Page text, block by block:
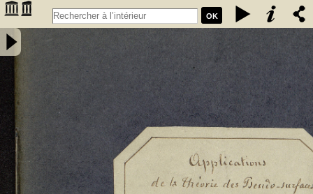
OK
Travaux sur les pseudo-surfaces, par Issaly. Les Problèmes de
Plateau, de Dirichlet, de Gauss, etc., et autres questions choisies,
servant d'applications à la Théorie des pseudo-surfaces : cinquième
ouvrage (inédit) de l'auteur sur les pseudo-surfaces - Issaly, Pierre-
Adolphe, abbé (1833-....). Auteur